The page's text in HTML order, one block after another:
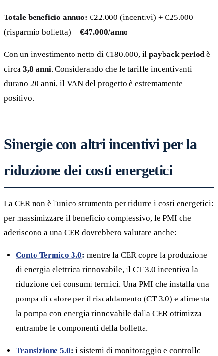
Totale beneficio annuo: €22.000 (incentivi) + €25.000
(risparmio bolletta) = €47.000/anno
Con un investimento netto di €180.000, il payback periodè
circa 3,8 anni. Considerando che le tariffe incentivanti
durano 20 anni, il VAN del progetto è estremamente
positivo.
Sinergie con altri incentivi per la
riduzione dei costi energetici
La CER non è l'unico strumento per ridurre i costi energetici:
per massimizzare il beneficio complessivo, le PMI che
aderiscono a una CER dovrebbero valutare anche:
Conto Termico 3.0: mentre la CER copre la produzione
di energia elettrica rinnovabile, il CT 3.0 incentiva la
riduzione dei consumi termici. Una PMI che installa una
pompa di calore per il riscaldamento (CT 3.0) e alimenta
la pompa con energia rinnovabile dalla CER ottimizza
entrambe le componenti della bolletta.
Transizione 5.0: i sistemi di monitoraggio e controllo